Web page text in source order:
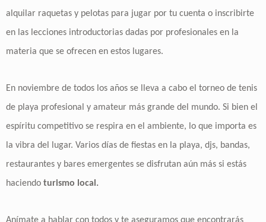
alquilar raquetas y pelotas para jugar por tu cuenta o inscribirte
en las lecciones introductorias dadas por profesionales en la
materia que se ofrecen en estos lugares.
En noviembre de todos los años se lleva a cabo el torneo de tenis
de playa profesional y amateur más grande del mundo. Si bien el
espíritu competitivo se respira en el ambiente, lo que importa es
la vibra del lugar. Varios días de fiestas en la playa, djs, bandas,
restaurantes y bares emergentes se disfrutan aún más si estás
haciendo turismo local.
Anímate a hablar con todos y te aseguramos que encontrarás